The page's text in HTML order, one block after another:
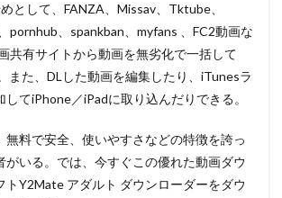
として、FANZA、Missav、Tktube、
pornhub、spankban、myfans 、FC2動画な
共有サイトから動画を無劣化で一括して
また、DLした動画を編集したり、iTunesラ
てiPhone／iPadに取り込んだりできる。
無料で安全、使いやすさなどの特徴を誇っ
がいる。では、今すぐこの優れた動画ダウ
トY2Mate アダルト ダウンローダーをダウ